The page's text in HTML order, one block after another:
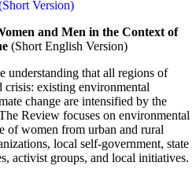
and Men in the Context of
(Short English Version)
understanding that all regions of
existing environmental
change are intensified by the
Review focuses on environmental
of women from urban and rural
local self-government, state
activist groups, and local initiatives.